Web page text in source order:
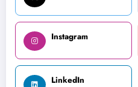
Instagram
LinkedIn